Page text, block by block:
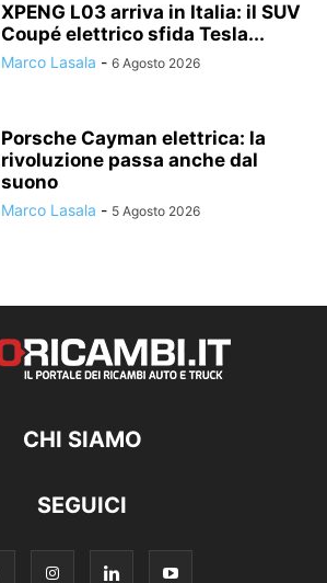
XPENG L03 arriva in Italia: il SUV
Coupé elettrico sfida Tesla...
Marco Lasala - 6 Agosto 2026
Porsche Cayman elettrica: la
rivoluzione passa anche dal
suono
Marco Lasala - 5 Agosto 2026
CHI SIAMO
SEGUICI